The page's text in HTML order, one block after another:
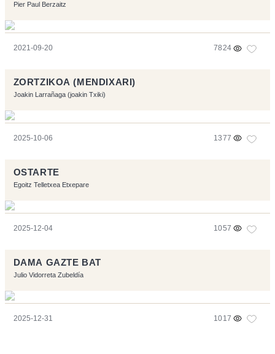
Pier Paul Berzaitz
2021-09-20 7824
ZORTZIKOA (MENDIXARI)
Joakin Larrañaga (joakin Txiki)
2025-10-06 1377
OSTARTE
Egoitz Telletxea Etxepare
2025-12-04 1057
DAMA GAZTE BAT
Julio Vidorreta Zubeldía
2025-12-31 1017